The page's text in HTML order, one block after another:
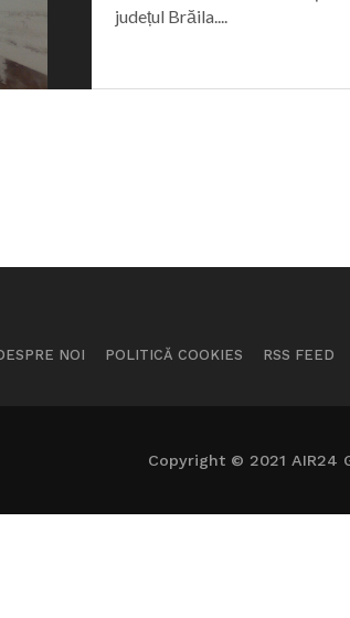
județul Brăila....
NOI POLITICĂ COOKIES RSS FEED
Copyright © 2021 AIR24